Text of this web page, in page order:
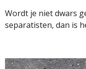
Wordt je niet dwars
separatisten, dan is